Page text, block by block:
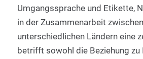
Umgangssprache und Etikette,
in der Zusammenarbeit
unterschiedlichen Ländern eine
betrifft sowohl die Beziehung zu